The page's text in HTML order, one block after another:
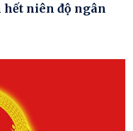
hết niên độ ngân